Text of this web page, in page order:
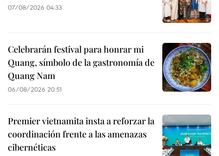
07/08/2026 04:33
Celebrarán festival para honrar mi
Quang, símbolo de la gastronomía de
Quang Nam
06/08/2026 20:51
Premier vietnamita insta a reforzar la
coordinación frente a las amenazas
cibernéticas